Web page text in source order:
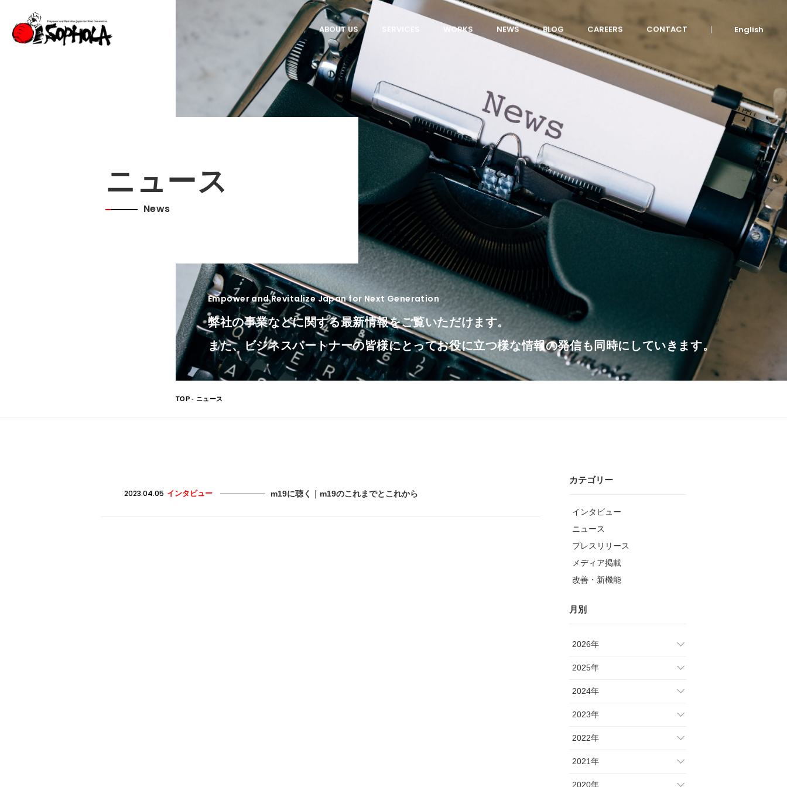
ABOUT US WORKS NEWS BLOG CAREERS CONTACT English
ニュース
News
Empower and Revitalize Japan for Next Generation
弊社の事業などに関する最新情報をご覧いただけます。
また、ビジネスパートナーの皆様にとってお役に立つ様な情報の発信も同時にしていきます。
TOP - ニュース
2023.04.05 インタビュー m19に聴く｜m19のこれまでとこれから
カテゴリー
インタビュー
ニュース
プレスリリース
メディア掲載
改善・新機能
月別
2026年
2025年
2024年
2023年
2022年
2021年
2020年